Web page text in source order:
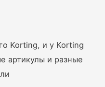
Korting, и у Korting
артикулы и разные